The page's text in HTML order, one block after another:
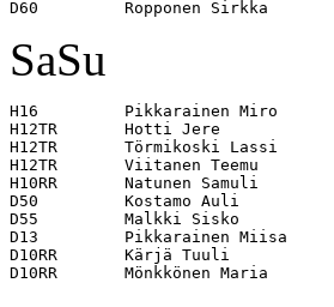
SaSu
H16         Pikkarainen Miro
H12TR       Hotti Jere
H12TR       Törmikoski Lassi
H12TR       Viitanen Teemu
H10RR       Natunen Samuli
D50         Kostamo Auli
D55         Malkki Sisko
D13         Pikkarainen Miisa
D10RR       Kärjä Tuuli